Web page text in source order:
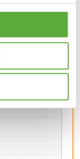
Big Green Egg